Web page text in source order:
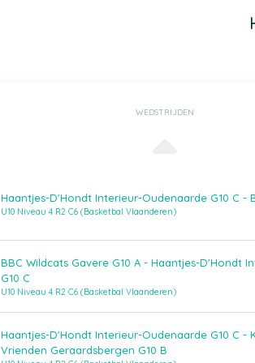
WEDSTRIJDEN
Haantjes-D'Hondt Interieur-Oudenaarde G10 C -
U10 Niveau 4 R2 C6 (Basketbal Vlaanderen)
BBC Wildcats Gavere G10 A - Haantjes-D'Hondt
G10 C
U10 Niveau 4 R2 C6 (Basketbal Vlaanderen)
Haantjes-D'Hondt Interieur-Oudenaarde G10 C -
Vrienden Geraardsbergen G10 B